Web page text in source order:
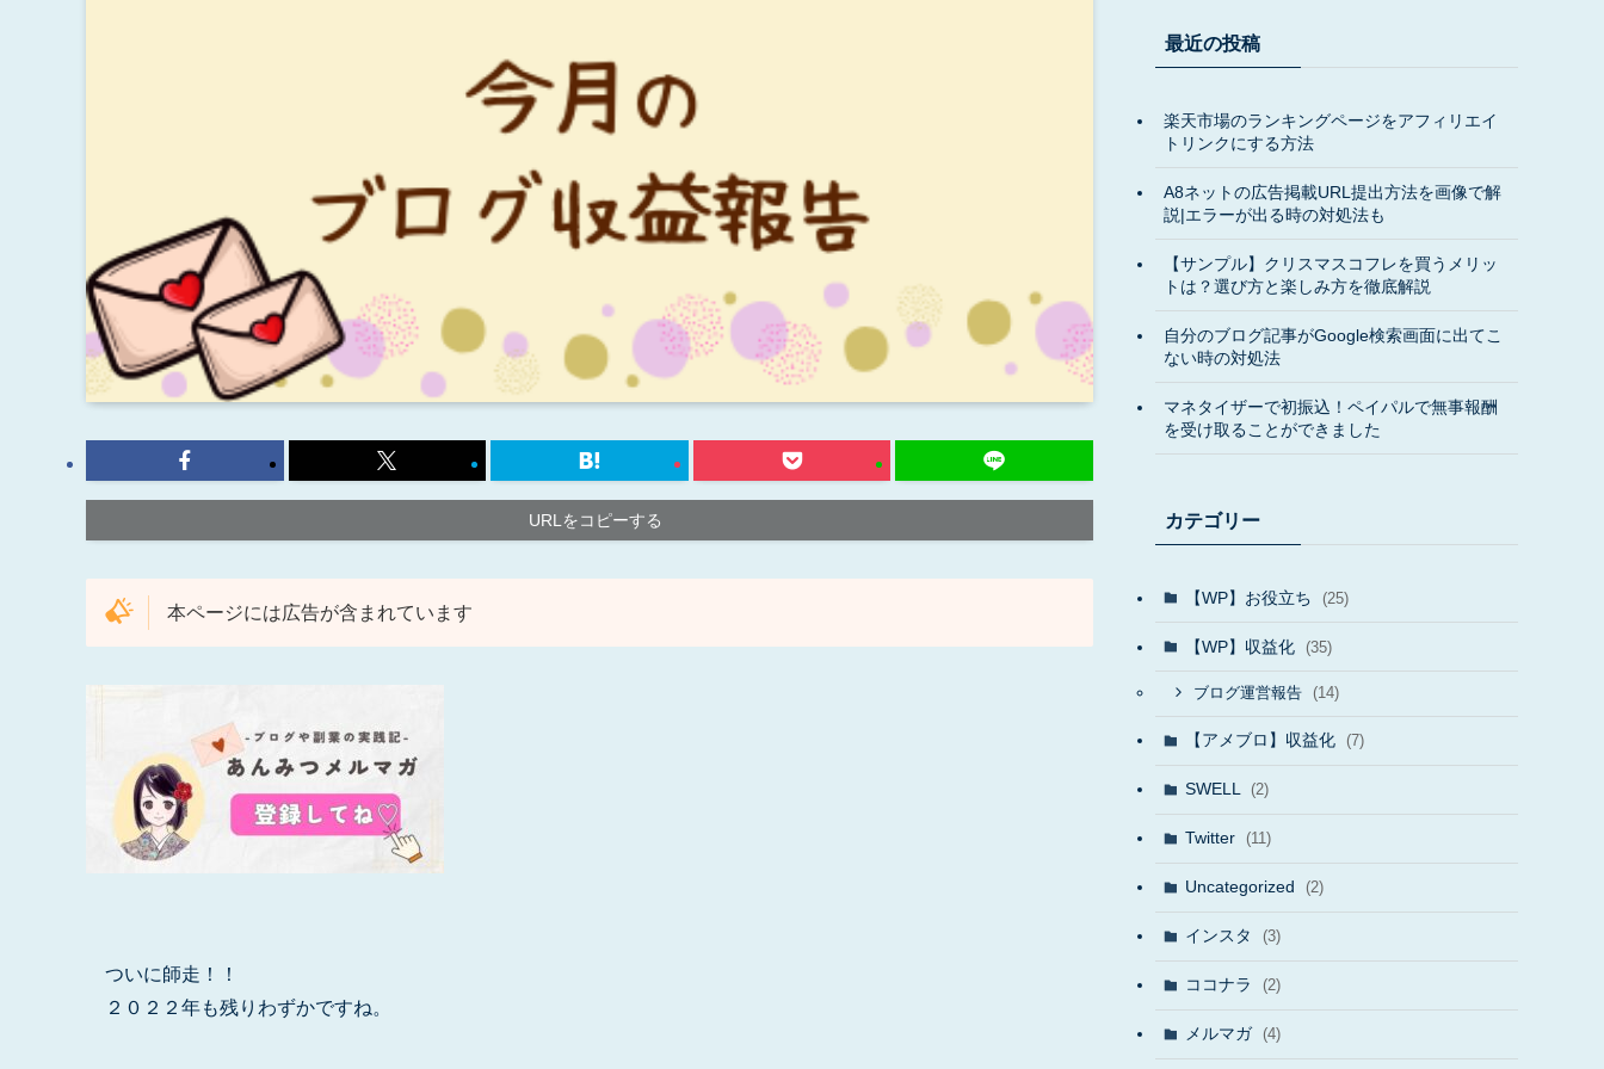
URLをコピーする
本ページには広告が含まれています
ついに師走！！
２０２２年も残りわずかですね。
最近の投稿
楽天市場のランキングページをアフィリエイ
トリンクにする方法
A8ネットの広告掲載URL提出方法を画像で解
説|エラーが出る時の対処法も
【サンプル】クリスマスコフレを買うメリッ
トは？選び方と楽しみ方を徹底解説
自分のブログ記事がGoogle検索画面に出てこ
ない時の対処法
マネタイザーで初振込！ペイパルで無事報酬
を受け取ることができました
カテゴリー
【WP】お役立ち (25)
【WP】収益化 (35)
ブログ運営報告 (14)
【アメブロ】収益化 (7)
SWELL (2)
Twitter (11)
Uncategorized (2)
インスタ (3)
ココナラ (2)
メルマガ (4)